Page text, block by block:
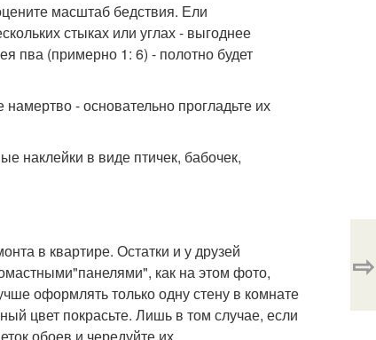
масштаб бедствия. Ели
стыках или углах - выгоднее
пва (примерно 1: 6) - полотно будет
- основательно прогладьте их
наклейки в виде птичек, бабочек,
в квартире. Остатки и у друзей
как на этом фото,
оформлять только одну стену в комнате
цвет покрасьте. Лишь в том случае, если
⇨